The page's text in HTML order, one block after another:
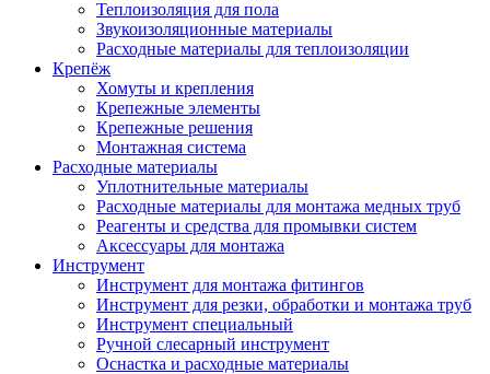
Теплоизоляция для пола
Звукоизоляционные материалы
Расходные материалы для теплоизоляции
Крепёж
Хомуты и крепления
Крепежные элементы
Крепежные решения
Монтажная система
Расходные материалы
Уплотнительные материалы
Расходные материалы для монтажа медных труб
Реагенты и средства для промывки систем
Аксессуары для монтажа
Инструмент
Инструмент для монтажа фитингов
Инструмент для резки, обработки и монтажа труб
Инструмент специальный
Ручной слесарный инструмент
Оснастка и расходные материалы